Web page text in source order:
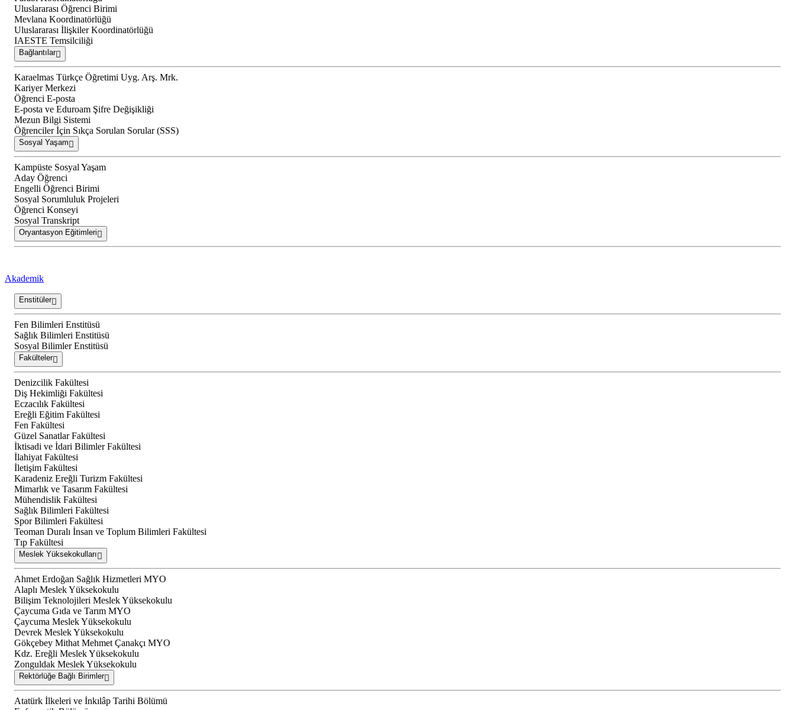
Uluslararası Öğrenci Birimi
Mevlana Koordinatörlüğü
Uluslararası İlişkiler Koordinatörlüğü
IAESTE Temsilciliği
Bağlantılar
Karaelmas Türkçe Öğretimi Uyg. Arş. Mrk.
Kariyer Merkezi
Öğrenci E-posta
E-posta ve Eduroam Şifre Değişikliği
Mezun Bilgi Sistemi
Öğrenciler İçin Sıkça Sorulan Sorular (SSS)
Sosyal Yaşam
Kampüste Sosyal Yaşam
Aday Öğrenci
Engelli Öğrenci Birimi
Sosyal Sorumluluk Projeleri
Öğrenci Konseyi
Sosyal Transkript
Oryantasyon Eğitimleri
Akademik
Enstitüler
Fen Bilimleri Enstitüsü
Sağlık Bilimleri Enstitüsü
Sosyal Bilimler Enstitüsü
Fakülteler
Denizcilik Fakültesi
Diş Hekimliği Fakültesi
Eczacılık Fakültesi
Ereğli Eğitim Fakültesi
Fen Fakültesi
Güzel Sanatlar Fakültesi
İktisadi ve İdari Bilimler Fakültesi
İlahiyat Fakültesi
İletişim Fakültesi
Karadeniz Ereğli Turizm Fakültesi
Mimarlık ve Tasarım Fakültesi
Mühendislik Fakültesi
Sağlık Bilimleri Fakültesi
Spor Bilimleri Fakültesi
Teoman Duralı İnsan ve Toplum Bilimleri Fakültesi
Tıp Fakültesi
Meslek Yüksekokulları
Ahmet Erdoğan Sağlık Hizmetleri MYO
Alaplı Meslek Yüksekokulu
Bilişim Teknolojileri Meslek Yüksekokulu
Çaycuma Gıda ve Tarım MYO
Çaycuma Meslek Yüksekokulu
Devrek Meslek Yüksekokulu
Gökçebey Mithat Mehmet Çanakçı MYO
Kdz. Ereğli Meslek Yüksekokulu
Zonguldak Meslek Yüksekokulu
Rektörlüğe Bağlı Birimler
Atatürk İlkeleri ve İnkılâp Tarihi Bölümü